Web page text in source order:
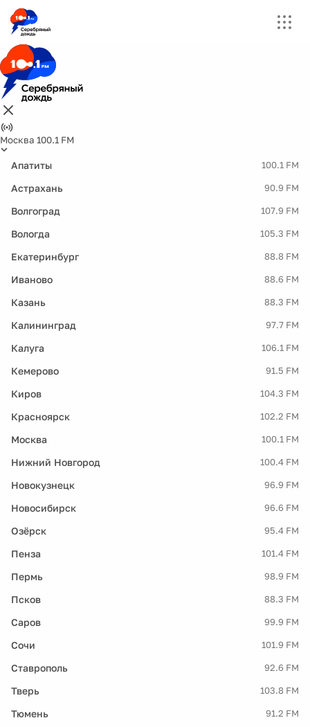
Москва 100.1 FM
Апатиты 100.1 FM
Астрахань 90.9 FM
Волгоград 107.9 FM
Вологда 105.3 FM
Екатеринбург 88.8 FM
Иваново 88.6 FM
Казань 88.3 FM
Калининград 97.7 FM
Калуга 106.1 FM
Кемерово 91.5 FM
Киров 104.3 FM
Красноярск 102.2 FM
Москва 100.1 FM
Нижний Новгород 100.4 FM
Новокузнецк 96.9 FM
Новосибирск 96.6 FM
Озёрск 95.4 FM
Пенза 101.4 FM
Пермь 98.9 FM
Псков 88.3 FM
Саров 99.9 FM
Сочи 101.9 FM
Ставрополь 92.6 FM
Тверь 103.8 FM
Тюмень 91.2 FM